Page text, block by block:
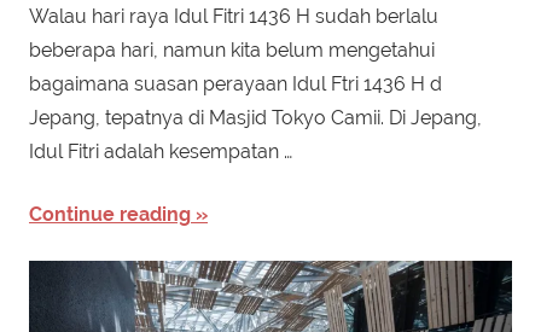
Walau hari raya Idul Fitri 1436 H sudah berlalu
beberapa hari, namun kita belum mengetahui
bagaimana suasan perayaan Idul Ftri 1436 H d
Jepang, tepatnya di Masjid Tokyo Camii. Di Jepang,
Idul Fitri adalah kesempatan …
Continue reading